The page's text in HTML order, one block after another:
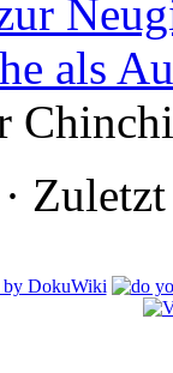
als